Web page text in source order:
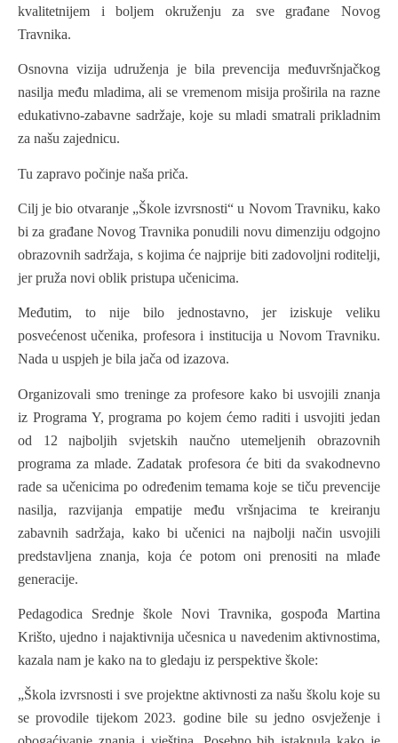
kvalitetnijem i boljem okruženju za sve građane Novog
Travnika.
Osnovna vizija udruženja je bila prevencija međuvršnjačkog
nasilja među mladima, ali se vremenom misija proširila na razne
edukativno-zabavne sadržaje, koje su mladi smatrali prikladnim
za našu zajednicu.
Tu zapravo počinje naša priča.
Cilj je bio otvaranje „Škole izvrsnosti“ u Novom Travniku, kako
bi za građane Novog Travnika ponudili novu dimenziju odgojno
obrazovnih sadržaja, s kojima će najprije biti zadovoljni roditelji,
jer pruža novi oblik pristupa učenicima.
Međutim, to nije bilo jednostavno, jer iziskuje veliku
posvećenost učenika, profesora i institucija u Novom Travniku.
Nada u uspjeh je bila jača od izazova.
Organizovali smo treninge za profesore kako bi usvojili znanja
iz Programa Y, programa po kojem ćemo raditi i usvojiti jedan
od 12 najboljih svjetskih naučno utemeljenih obrazovnih
programa za mlade. Zadatak profesora će biti da svakodnevno
rade sa učenicima po određenim temama koje se tiču prevencije
nasilja, razvijanja empatije među vršnjacima te kreiranju
zabavnih sadržaja, kako bi učenici na najbolji način usvojili
predstavljena znanja, koja će potom oni prenositi na mlađe
generacije.
Pedagodica Srednje škole Novi Travnika, gospođa Martina
Krišto, ujedno i najaktivnija učesnica u navedenim aktivnostima,
kazala nam je kako na to gledaju iz perspektive škole:
„Škola izvrsnosti i sve projektne aktivnosti za našu školu koje su
se provodile tijekom 2023. godine bile su jedno osvježenje i